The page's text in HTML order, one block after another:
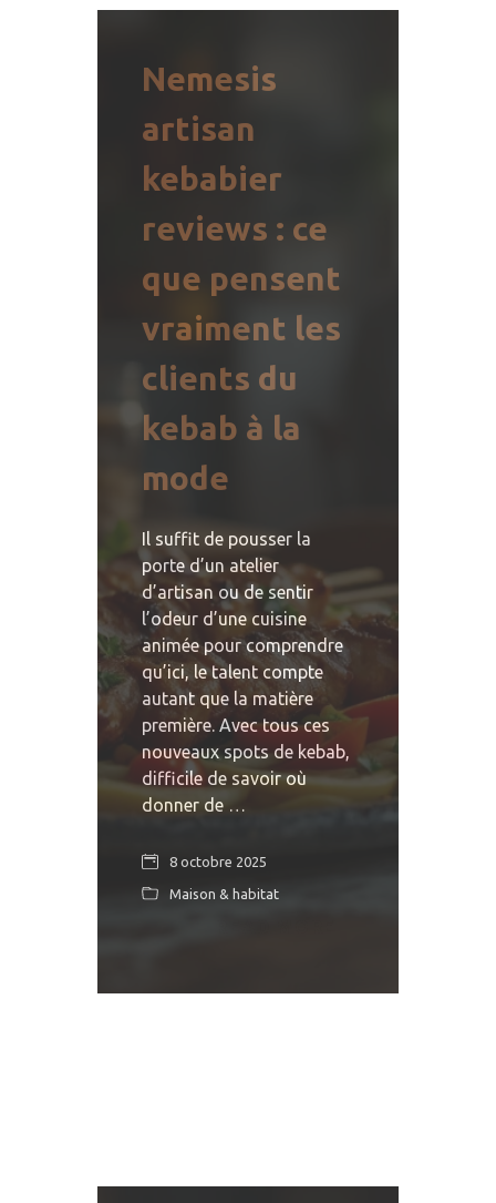
Nemesis
artisan
kebabier
reviews : ce
que pensent
vraiment les
clients du
kebab à la
mode
Il suffit de pousser la
porte d’un atelier
d’artisan ou de sentir
l’odeur d’une cuisine
animée pour comprendre
qu’ici, le talent compte
autant que la matière
première. Avec tous ces
nouveaux spots de kebab,
difficile de savoir où
donner de …
8 octobre 2025
Maison & habitat